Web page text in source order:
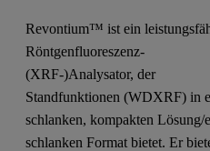
Revontium™ ist ein
Röntgenfluoreszenz-
(XRF-)Analysator, der
Standfunktionen (WDXRF) in
schlanken, kompakten Lösung/
schlanken Format bietet. Er